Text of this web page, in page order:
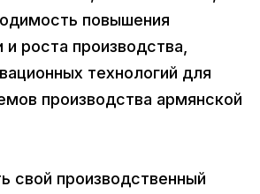
повышения
и роста производства,
технологий для
производства армянской
свой производственный